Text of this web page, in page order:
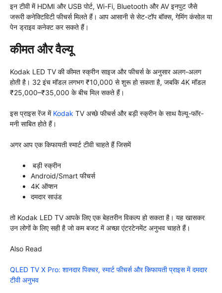
इन टीवी में HDMI और USB पोर्ट, Wi-Fi, Bluetooth और AV इनपुट जैसे
जरूरी कनेक्टिविटी फीचर्स मिलते हैं। आप आसानी से सेट-टॉप बॉक्स, गेमिंग कंसोल या
पेन ड्राइव कनेक्ट कर सकते हैं।
कीमत और वैल्यू
Kodak LED TV की कीमत स्क्रीन साइज और फीचर्स के अनुसार अलग-अलग
होती है। 32 इंच मॉडल लगभग ₹10,000 से शुरू हो सकता है, जबकि 4K मॉडल
₹25,000–₹35,000 के बीच मिल सकते हैं।
इस प्राइस रेंज में Kodak TV अच्छे फीचर्स और बड़ी स्क्रीन के साथ वैल्यू-फॉर-
मनी साबित होते हैं।
अगर आप एक किफायती स्मार्ट टीवी चाहते हैं जिसमें
बड़ी स्क्रीन
Android/Smart फीचर्स
4K ऑप्शन
दमदार साउंड
तो Kodak LED TV आपके लिए एक बेहतरीन विकल्प हो सकता है। यह खासकर
उन लोगों के लिए सही है जो कम बजट में अच्छा एंटरटेनमेंट अनुभव चाहते हैं।
Also Read
QLED TV X Pro: शानदार पिक्चर, स्मार्ट फीचर्स और किफायती प्राइस में दमदार
टीवी अनुभव